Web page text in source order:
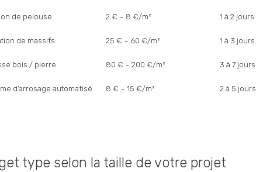
de pelouse 2 € – 8 €/m² 1 à 2 jours
de massifs 25 € – 60 €/m² 1 à 3 jours
bois / pierre 80 € – 200 €/m² 3 à 7 jours
d’arrosage automatisé 8 € – 15 €/m² 2 à 5 jours
type selon la taille de votre projet